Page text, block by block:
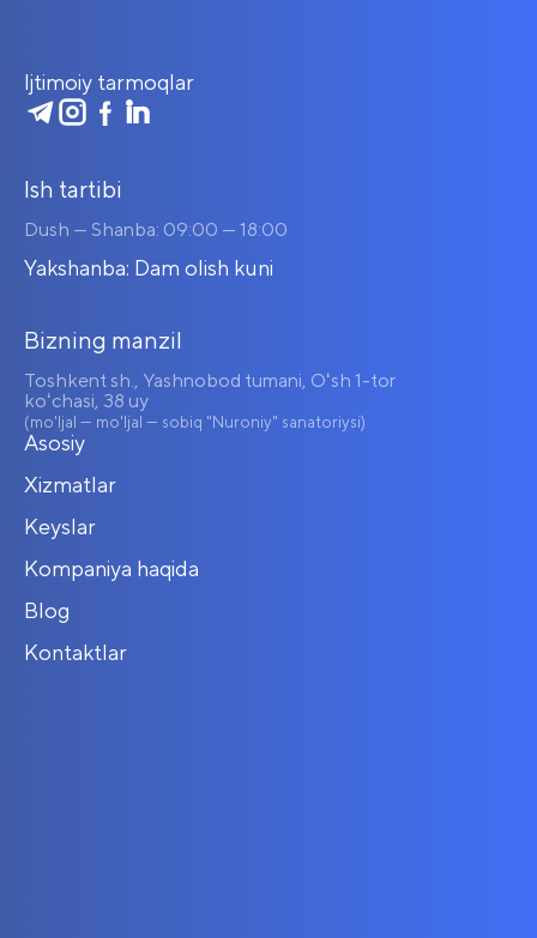
Ijtimoiy tarmoqlar
Ish tartibi
Dush — Shanba: 09:00 — 18:00
Yakshanba: Dam olish kuni
Bizning manzil
Toshkent sh., Yashnobod tumani, Oʻsh 1-tor
koʻchasi, 38 uy
(mo'ljal — mo'ljal — sobiq "Nuroniy" sanatoriysi)
Asosiy
Xizmatlar
Keyslar
Kompaniya haqida
Blog
Kontaktlar